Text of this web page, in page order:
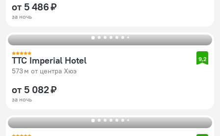
от 5 486 ₽
за ночь
TTC Imperial Hotel
573 м от центра Хюэ
9,2
от 5 082 ₽
за ночь